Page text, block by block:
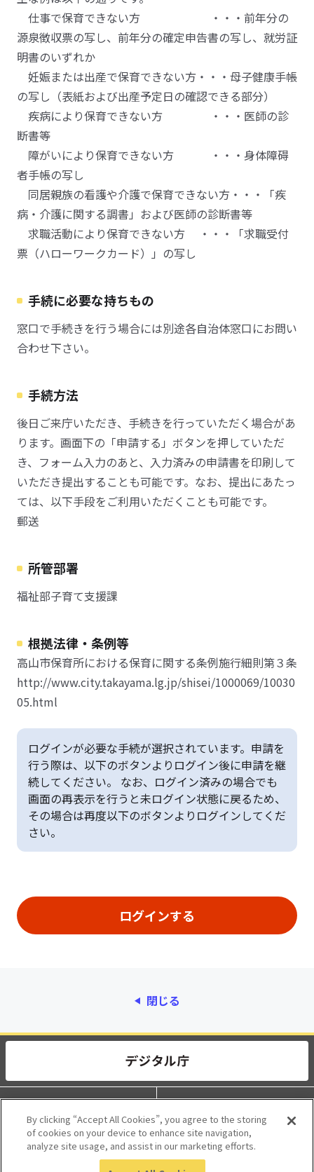
仕事で保育できない方 ・・・前年分の
源泉徴収票の写し、前年分の確定申告書の写し、就労証
明書のいずれか
妊娠または出産で保育できない方・・・母子健康手帳
の写し（表紙および出産予定日の確認できる部分）
疾病により保育できない方 ・・・医師の診
断書等
障がいにより保育できない方 ・・・身体障碍
者手帳の写し
同居親族の看護や介護で保育できない方・・・「疾
病・介護に関する調書」および医師の診断書等
求職活動により保育できない方 ・・・「求職受付
票（ハローワークカード）」の写し
手続に必要な持ちもの
窓口で手続きを行う場合には別途各自治体窓口にお問い
合わせ下さい。
手続方法
後日ご来庁いただき、手続きを行っていただく場合があ
ります。画面下の「申請する」ボタンを押していただ
き、フォーム入力のあと、入力済みの申請書を印刷して
いただき提出することも可能です。なお、提出にあたっ
ては、以下手段をご利用いただくことも可能です。
郵送
所管部署
福祉部子育て支援課
根拠法律・条例等
高山市保育所における保育に関する条例施行細則第３条
http://www.city.takayama.lg.jp/shisei/1000069/10030
05.html
ログインが必要な手続が選択されています。申請を
行う際は、以下のボタンよりログイン後に申請を継
続してください。 なお、ログイン済みの場合でも
画面の再表示を行うと未ログイン状態に戻るため、
その場合は再度以下のボタンよりログインしてくだ
さい。
閉じる
動作環境 個人情報保護
利用規約 アクセシビリティ
By clicking “Accept All Cookies”, you agree to the storing
of cookies on your device to enhance site navigation,
analyze site usage, and assist in our marketing efforts.